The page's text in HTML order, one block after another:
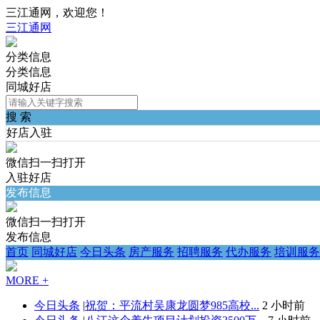
三江通网，欢迎您！
三江通网
分类信息
分类信息
同城好店
搜 索
好店入驻
微信扫一扫打开
入驻好店
发布信息
微信扫一扫打开
发布信息
首页 同城好店 今日头条 房产服务 招聘服务 代办服务 培训服务
MORE +
今日头条 |祝贺：平流村吴康龙圆梦985高校... 2 小时前